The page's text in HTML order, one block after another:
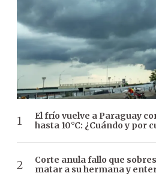
El frío vuelve a Paraguay
hasta 10°C: ¿Cuándo y por
Corte anula fallo que
matar a su hermana y